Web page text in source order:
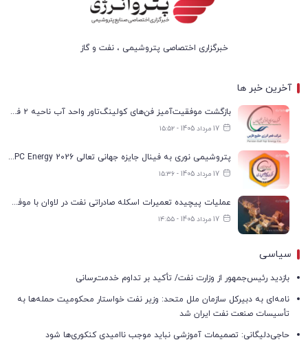
خبرگزاری اختصاصی پتروشیمی ، نفت و گاز
آخرین خبر ها
بازگشت موفقیت‌آمیز فن‌های کولینگ‌تاور واحد آب ناحیه ۲ فجر انرژی به مدار تولید
17 مرداد 1405 - ۱۵:۵۲
پتروشیمی نوری به فینال جایزه جهانی تعالی WPC Energy 2026 رسید
17 مرداد 1405 - ۱۵:۳۶
عملیات پیچیده تعمیرات اسکله صادراتی نفت در لاوان با موفقیت انجام شد
17 مرداد 1405 - ۱۴:۵۵
سیاسی
بازدید رئیس‌جمهور از وزارت نفت/ تأکید بر تداوم خدمت‌رسانی
نامه‌ای به دبیرکل سازمان ملل متحد: وزیر نفت خواستار محکومیت حمله‌ها به
تأسیسات صنعت نفت ایران شد
حاجی‌دلیگانی: تصمیمات آموزشی نباید موجب ناامیدی کنکوری‌ها شود